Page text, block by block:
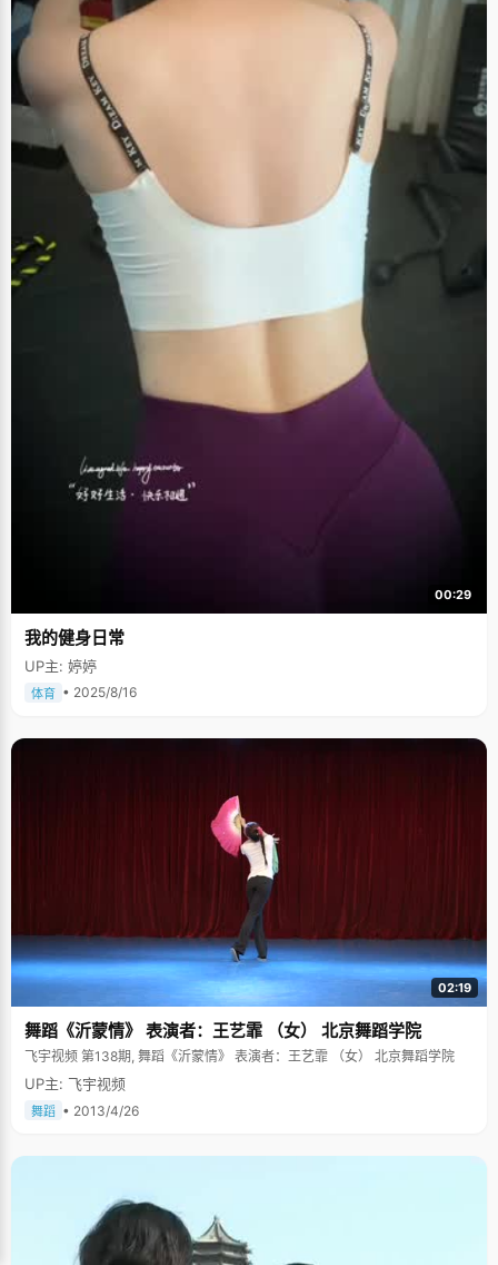
00:29
我的健身日常
UP主: 婷婷
体育 • 2025/8/16
02:19
舞蹈《沂蒙情》 表演者：王艺霏 （女） 北京舞蹈学院
飞宇视频 第138期, 舞蹈《沂蒙情》 表演者：王艺霏 （女） 北京舞蹈学院
UP主: 飞宇视频
舞蹈 • 2013/4/26